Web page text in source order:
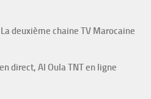
deuxième chaine TV Marocaine
direct, Al Oula TNT en ligne